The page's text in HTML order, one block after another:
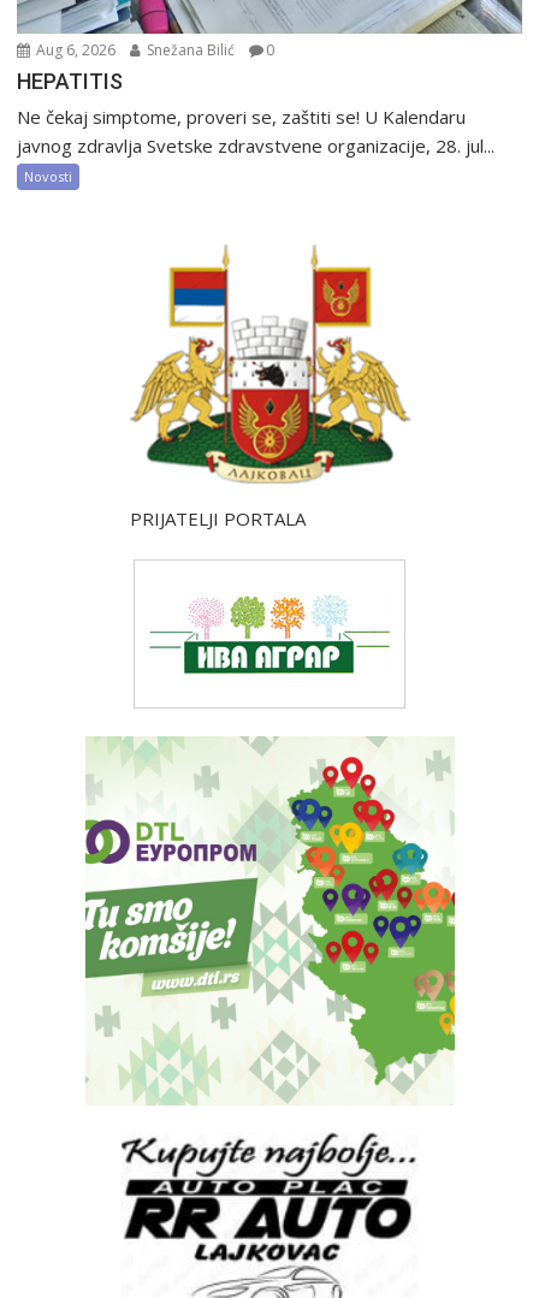
Aug 6, 2026 Snežana Bilić 0
HEPATITIS
Ne čekaj simptome, proveri se, zaštiti se! U Kalendaru
javnog zdravlja Svetske zdravstvene organizacije, 28. jul...
Novosti
PRIJATELJI PORTALA